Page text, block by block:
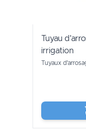
Tuyau
irrigation
Tuyaux